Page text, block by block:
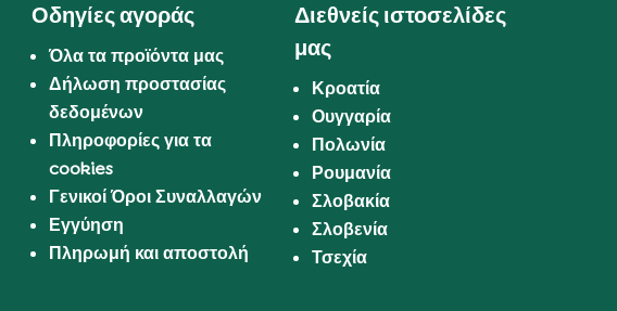
Οδηγίες αγοράς
Όλα τα προϊόντα μας
Δήλωση προστασίας
δεδομένων
Πληροφορίες για τα
cookies
Γενικοί Όροι Συναλλαγών
Εγγύηση
Πληρωμή και αποστολή
Διεθνείς ιστοσελίδες
μας
Κροατία
Ουγγαρία
Πολωνία
Ρουμανία
Σλοβακία
Σλοβενία
Τσεχία